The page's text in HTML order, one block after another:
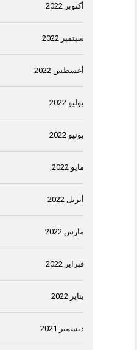
أكتوبر 2022
سبتمبر 2022
أغسطس 2022
يوليو 2022
يونيو 2022
مايو 2022
أبريل 2022
مارس 2022
فبراير 2022
يناير 2022
ديسمبر 2021